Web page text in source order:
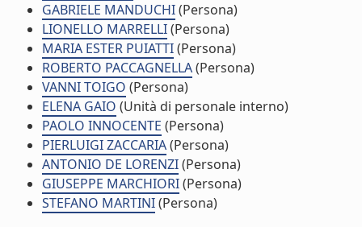
GABRIELE MANDUCHI(Persona)
LIONELLO MARRELLI(Persona)
MARIA ESTER PUIATTI(Persona)
ROBERTO PACCAGNELLA(Persona)
VANNI TOIGO (Persona)
ELENA GAIO (Unità di personale interno)
PAOLO INNOCENTE (Persona)
PIERLUIGI ZACCARIA(Persona)
ANTONIO DE LORENZI(Persona)
GIUSEPPE MARCHIORI(Persona)
STEFANO MARTINI(Persona)